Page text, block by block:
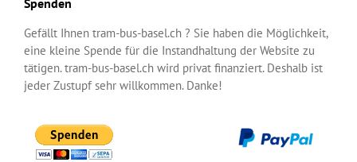
Gefällt Ihnen tram-bus-basel.ch ? Sie haben die Möglichkeit,
eine kleine Spende für die Instandhaltung der Website zu
tätigen. tram-bus-basel.ch wird privat finanziert. Deshalb ist
jeder Zustupf sehr willkommen. Danke!